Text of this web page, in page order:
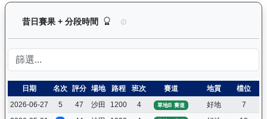
昔日賽果 + 分段時間 嘉應光彩（K134）— 昔日賽果及分
日期 名次 評分 場地 路程 班次 賽道 地質 檔位
2026-06-27
5 47 沙田 1200 4 草地B 賽道 好地 7